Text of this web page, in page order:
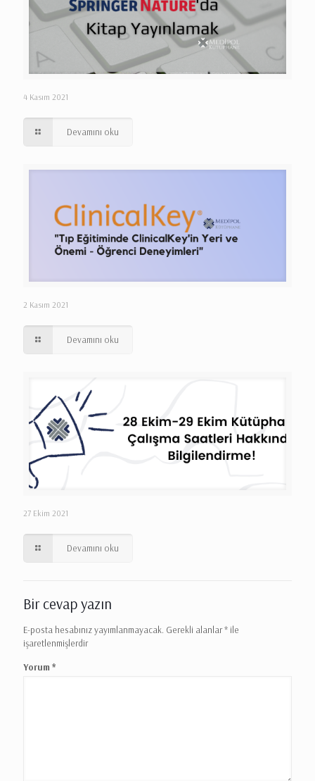
4 Kasım 2021
Devamını oku
2 Kasım 2021
Devamını oku
27 Ekim 2021
Devamını oku
Bir cevap yazın
E-posta hesabınız yayımlanmayacak. Gerekli alanlar* ile
işaretlenmişlerdir
Yorum *